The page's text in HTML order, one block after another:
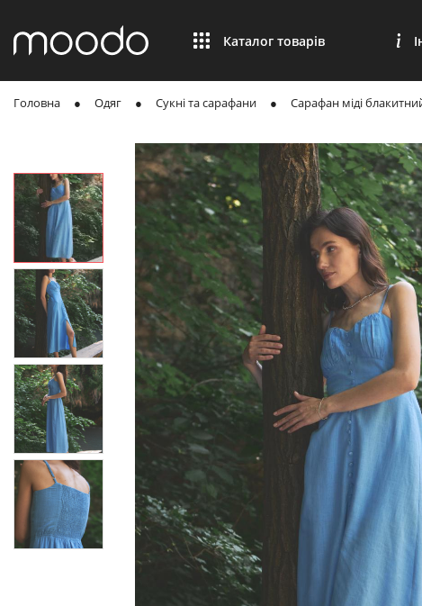
Каталог товарів
Головна Одяг Сукні та сарафани Сарафан міді